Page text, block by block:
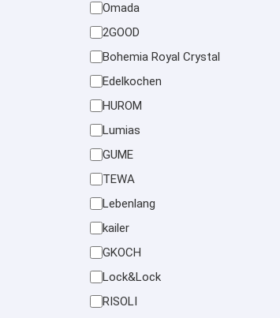
Omada
2GOOD
Bohemia Royal Crystal
Edelkochen
HUROM
Lumias
GUME
TEWA
Lebenlang
kailer
GKOCH
Lock&Lock
RISOLI